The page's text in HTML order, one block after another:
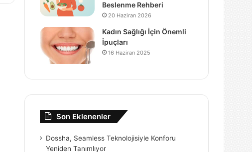
Beslenme Rehberi
20 Haziran 2026
Kadın Sağlığı İçin Önemli
İpuçları
16 Haziran 2025
Son Eklenenler
Dossha, Seamless Teknolojisiyle Konforu
Yeniden Tanımlıyor